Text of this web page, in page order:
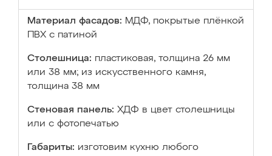
Материал фасадов: МДФ, покрытые плёнкой
ПВХ с патиной
Столешница: пластиковая, толщина 26 мм
или 38 мм; из искусственного камня,
толщина 38 мм
Стеновая панель: ХДФ в цвет столешницы
или с фотопечатью
Габариты: изготовим кухню любого